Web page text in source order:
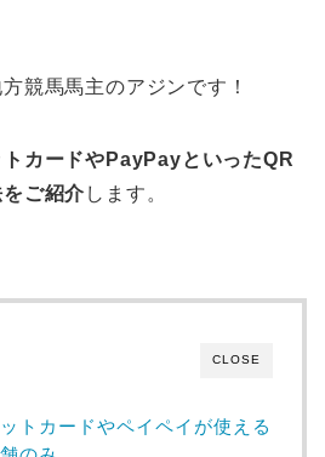
競馬馬主のアジンです！
カードやPayPayといったQR
ご紹介 します。
CLOSE
トカードやペイペイが使える